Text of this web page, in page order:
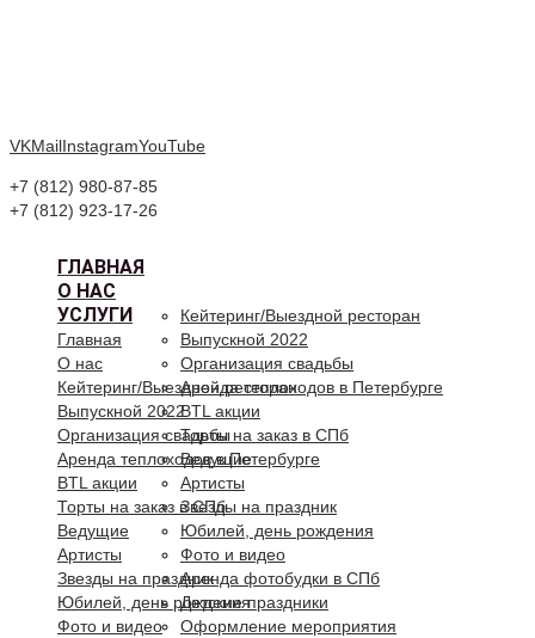
VKMailInstagramYouTube
+7 (812) 980-87-85
+7 (812) 923-17-26
ГЛАВНАЯ
О НАС
УСЛУГИ
Кейтеринг/Выездной ресторан
Выпускной 2022
Организация свадьбы
Аренда теплоходов в Петербурге
BTL акции
Торты на заказ в СПб
Ведущие
Артисты
Звезды на праздник
Юбилей, день рождения
Фото и видео
Аренда фотобудки в СПб
Детские праздники
Оформление мероприятия
Главная
О нас
Кейтеринг/Выездной ресторан
Выпускной 2022
Организация свадьбы
Аренда теплоходов в Петербурге
BTL акции
Торты на заказ в СПб
Ведущие
Артисты
Звезды на праздник
Юбилей, день рождения
Фото и видео